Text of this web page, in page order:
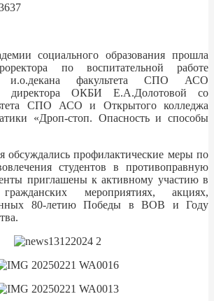
социального образования прошла
по воспитательной работе
и.о.декана факультета СПО АСО
ОКБИ Е.А.Долотовой со
СПО АСО и Открытого колледжа
«Дроп-стоп. Опасность и способы
обсуждались профилактические меры по
студентов в противоправную
приглашены к активному участию в
мероприятиях, акциях,
80-летию Победы в ВОВ и Году